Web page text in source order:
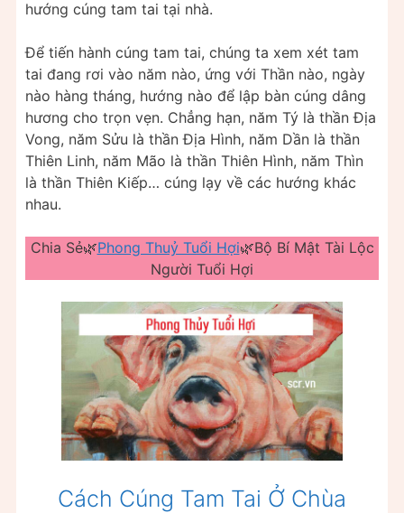
hướng cúng tam tai tại nhà.
Để tiến hành cúng tam tai, chúng ta xem xét tam
tai đang rơi vào năm nào, ứng với Thần nào, ngày
nào hàng tháng, hướng nào để lập bàn cúng dâng
hương cho trọn vẹn. Chẳng hạn, năm Tý là thần Địa
Vong, năm Sửu là thần Địa Hình, năm Dần là thần
Thiên Linh, năm Mão là thần Thiên Hình, năm Thìn
là thần Thiên Kiếp… cúng lạy về các hướng khác
nhau.
Chia Sẻ🌿Phong Thuỷ Tuổi Hợi🌿Bộ Bí Mật Tài Lộc
Người Tuổi Hợi
Cách Cúng Tam Tai Ở Chùa